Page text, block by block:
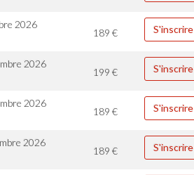
2026
189€ S'inscrire
2026
199€ S'inscrire
2026
189€ S'inscrire
2026
189€ S'inscrire